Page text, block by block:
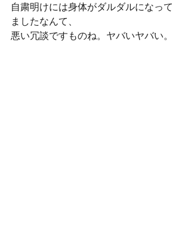
自粛明けには身体がダルダルになって
ましたなんて、
悪い冗談ですものね。ヤバいヤバい。